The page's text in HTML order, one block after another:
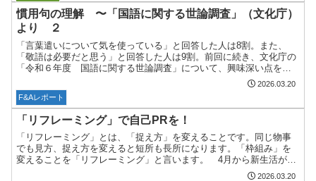
慣用句の理解 〜「国語に関する世論調査」（文化庁）
より ２
「言葉遣いについて気を使っている」と回答した人は8割。また、
「敬語は必要だと思う」と回答した人は9割。前回に続き、文化庁の
「令和６年度 国語に関する世論調査」について、興味深い点をご
紹介します。「家電（いえでん）」「映（ば）える」「エモい」...
2026.03.20
F&Aレポート
「リフレーミング」で自己PRを！
「リフレーミング」とは、「捉え方」を変えることです。同じ物事
でも見方、捉え方を変えると短所も長所になります。「枠組み」を
変えることを「リフレーミング」と言います。 4月から新生活が始
まる人、新境地で活躍する人、自己PRに活用してみてはいかが...
2026.03.20